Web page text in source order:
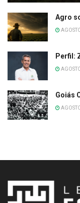
Agro
Perfil:
Goiás